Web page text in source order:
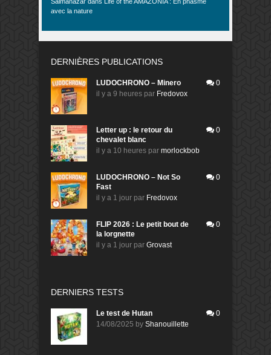
avec la nature
DERNIÈRES PUBLICATIONS
LUDOCHRONO – Minero
il y a 9 heures par Fredovox
0
Letter up : le retour du
chevalet blanc
il y a 10 heures par morlockbob
0
LUDOCHRONO – Not So
Fast
il y a 1 jour par Fredovox
0
FLIP 2026 : Le petit bout de
la lorgnette
il y a 1 jour par Grovast
0
DERNIERS TESTS
Le test de Hutan
14/08/2025 by Shanouillette
0